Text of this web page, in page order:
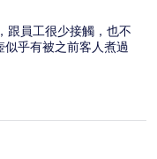
跟員工很少接觸，也不
乎有被之前客人煮過